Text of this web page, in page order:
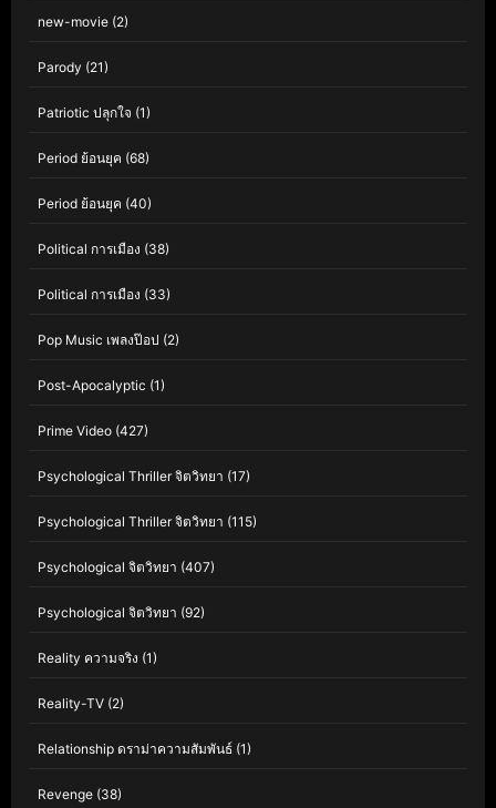
new-movie (2)
Parody (21)
Patriotic ปลุกใจ (1)
Period ย้อนยุค (68)
Period ย้อนยุค (40)
Political การเมือง (38)
Political การเมือง (33)
Pop Music เพลงป๊อป (2)
Post-Apocalyptic (1)
Prime Video (427)
Psychological Thriller จิตวิทยา (17)
Psychological Thriller จิตวิทยา (115)
Psychological จิตวิทยา (407)
Psychological จิตวิทยา (92)
Reality ความจริง (1)
Reality-TV (2)
Relationship ดราม่าความสัมพันธ์ (1)
Revenge (38)